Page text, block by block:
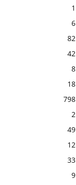
1
6
82
42
8
18
798
2
49
12
33
9